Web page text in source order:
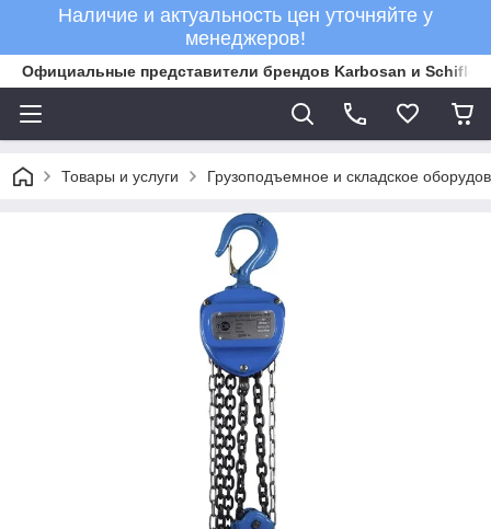
Наличие и актуальность цен уточняйте у
менеджеров!
Официальные представители брендов Karbosan и Schifler
Товары и услуги Грузоподъемное и складское